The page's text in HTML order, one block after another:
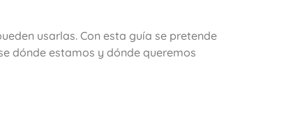
usarlas. Con esta guía se pretende
dónde estamos y dónde queremos